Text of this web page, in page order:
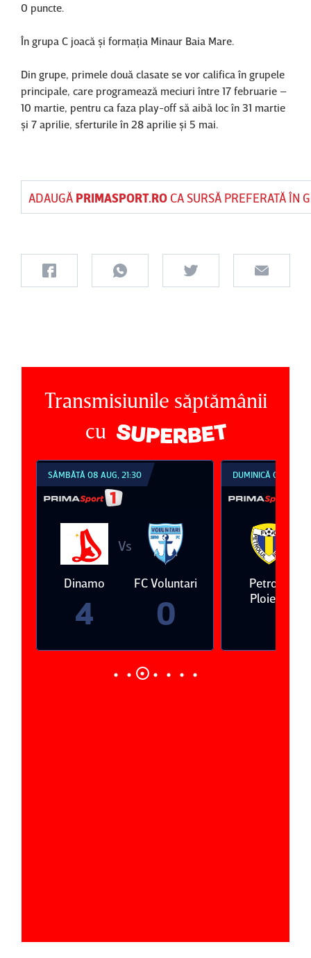
0 puncte.
În grupa C joacă şi formaţia Minaur Baia Mare.
Din grupe, primele două clasate se vor califica în grupele
principale, care programează meciuri între 17 februarie –
10 martie, pentru ca faza play-off să aibă loc în 31 martie
şi 7 aprilie, sferturile în 28 aprilie şi 5 mai.
ADAUGĂ PRIMASPORT.ROCA SURSĂ PREFERATĂ ÎN
Transmisiunile săptămânii
cu
SÂMBĂTĂ 08 AUG, 21:30
Dinamo
4
Vs
FC Voluntari
0
DUMINICĂ 09 AUG,
Petrolul
Ploieşti